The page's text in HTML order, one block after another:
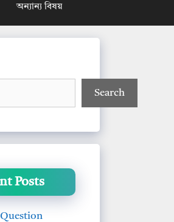
অন্যান্য বিষয়
Search
Posts